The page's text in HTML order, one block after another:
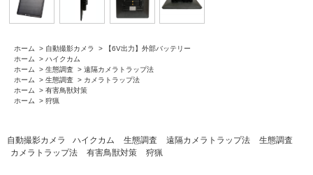
ホーム > 自動撮影カメラ >
【6V出力】外部バッテリー
ホーム
> ハイクカム
ホーム
> 生態調査 > 遠隔カメラトラップ法
ホーム
> 生態調査 > カメラトラップ法
ホーム
> 有害鳥獣対策
ホーム
> 狩猟
自動撮影カメラ ハイクカム 生態調査 遠隔カメラトラップ法
生態調査
カメラトラップ法
有害鳥獣対策 狩猟